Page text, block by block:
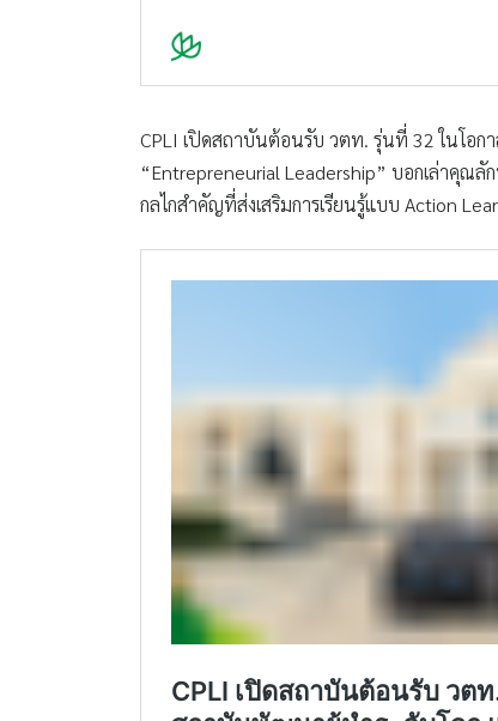
CPLI เปิดสถาบันต้อนรับ วตท. รุ่นที่ 32 ในโอ
“Entrepreneurial Leadership” บอกเล่าคุณ
กลไกสำคัญที่ส่งเสริมการเรียนรู้แบบ Action